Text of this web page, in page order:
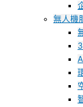
無人機